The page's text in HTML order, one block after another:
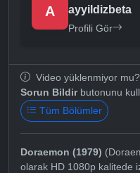
A ayyildizbeta
Profili Gör
Video yüklenmiyor
Sorun Bildirbutonunu
Tüm Bölümler
Doraemon (1979)
olarak HD 1080p kalitede